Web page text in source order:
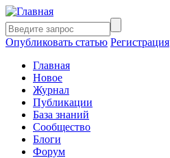
Опубликовать статью Регистрация
Главная
Новое
Журнал
Публикации
База знаний
Сообщество
Блоги
Форум